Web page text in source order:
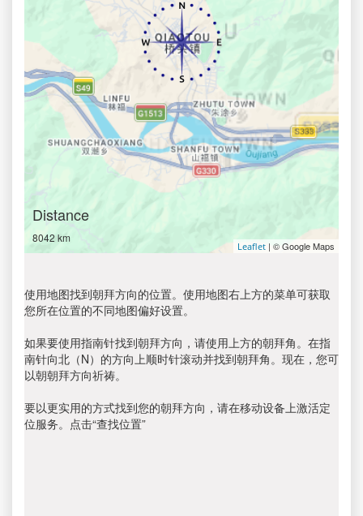
Distance
8042 km
Leaflet | © Google Maps
使用地图找到朝拜方向的位置。使用地图右上方的菜单可获取
您所在位置的不同地图偏好设置。
如果要使用指南针找到朝拜方向，请使用上方的朝拜角。在指
南针向北（N）的方向上顺时针滚动并找到朝拜角。现在，您可
以朝朝拜方向祈祷。
要以更实用的方式找到您的朝拜方向，请在移动设备上激活定
位服务。点击“查找位置”